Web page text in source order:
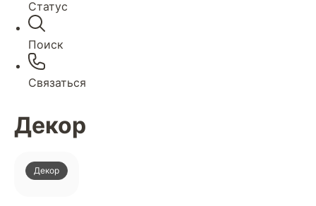
Статус
Поиск
Связаться
Декор
Декор